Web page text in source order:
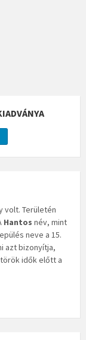
volt. Területén
Hantos név, mint
neve a 15.
azt bizonyítja,
idők előtt a